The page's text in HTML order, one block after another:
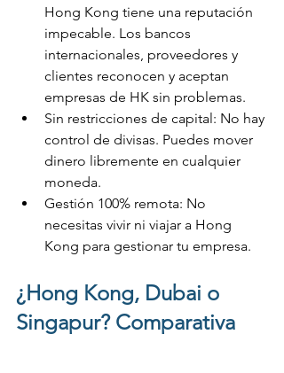
Hong Kong tiene una reputación
impecable. Los bancos
internacionales, proveedores y
clientes reconocen y aceptan
empresas de HK sin problemas.
Sin restricciones de capital: No hay
control de divisas. Puedes mover
dinero libremente en cualquier
moneda.
Gestión 100% remota: No
necesitas vivir ni viajar a Hong
Kong para gestionar tu empresa.
¿Hong Kong, Dubai o
Singapur? Comparativa